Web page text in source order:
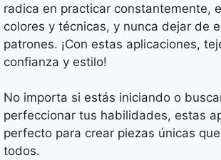
radica en practicar constantemente,
colores y técnicas, y nunca dejar de
patrones. ¡Con estas aplicaciones,
confianza y estilo!
No importa si estás iniciando o
perfeccionar tus habilidades, estas
perfecto para crear piezas únicas
todos.